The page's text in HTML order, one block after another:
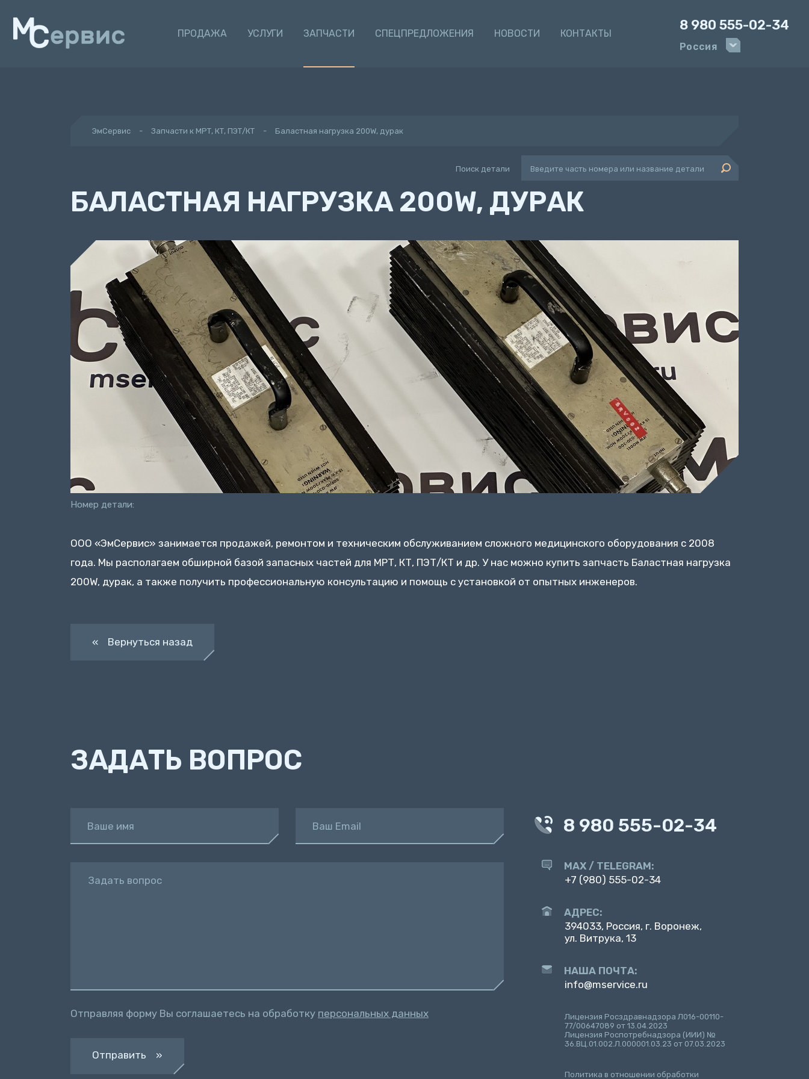
ПРОДАЖА УСЛУГИ ЗАПЧАСТИ СПЕЦПРЕДЛОЖЕНИЯ НОВОСТИ КОНТАКТЫ
8 980 555-02-34
Россия
ЭмСервис Запчасти к МРТ, КТ, ПЭТ/КТ Баластная нагрузка 200W, дурак
Поиск детали
БАЛАСТНАЯ НАГРУЗКА 200W, ДУРАК
Номер детали:
ООО «ЭмСервис» занимается продажей, ремонтом и техническим обслуживанием сложного медицинского оборудования с 2008
года. Мы располагаем обширной базой запасных частей для МРТ, КТ, ПЭТ/КТ и др. У нас можно купить запчасть Баластная нагрузка
200W, дурак, а также получить профессиональную консультацию и помощь с установкой от опытных инженеров.
« Вернуться назад
ЗАДАТЬ ВОПРОС
Ваше имя Ваш Email
Задать вопрос
Отправляя форму Вы соглашаетесь на обработку персональных данных
Отправить »
8 980 555-02-34
MAX / TELEGRAM:
+7 (980) 555-02-34
АДРЕС:
394033, Россия, г. Воронеж,
ул. Витрука, 13
НАША ПОЧТА:
info@mservice.ru
Лицензия Росздравнадзора Л016-00110-
77/00647089 от 13.04.2023
Лицензия Роспотребнадзора (ИИИ) №
36.ВЦ.01.002.Л.000001.03.23 от 07.03.2023
Политика в отношении обработки